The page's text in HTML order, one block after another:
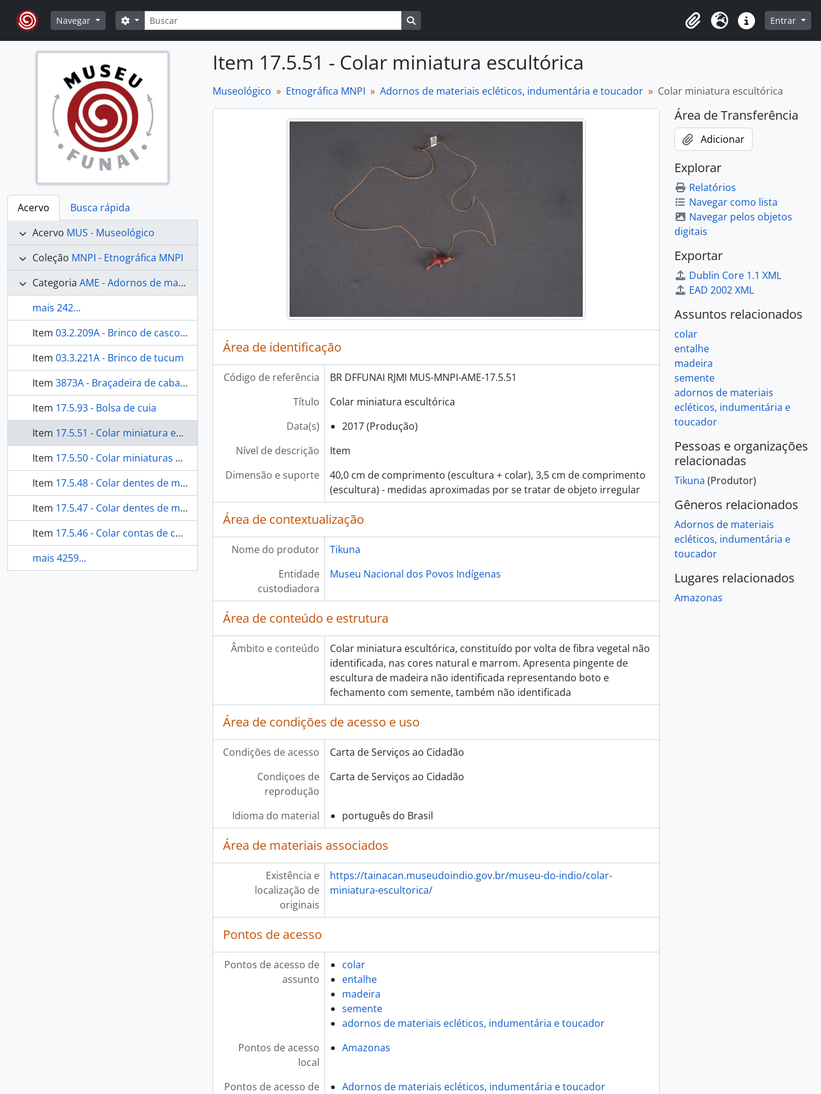
Skip to main content
Navegar
Buscar
Opções de busca
Área de Transferência
Idioma Atalhos Entrar
Acervo
Busca rápida
Acervo MUS - Museológico
Coleção MNPI - Etnográfica MNPI
Categoria AME - Adornos de materiais ecléticos, indumentária e toucador
mais 242...
Item 03.2.209A - Brinco de casco de tatu
Item 03.3.221A - Brinco de tucum
Item 3873A - Braçadeira de cabaça
Item 17.5.93 - Bolsa de cuia
Item 17.5.51 - Colar miniatura escultórica
Item 17.5.50 - Colar miniaturas escultóricas de tucum
Item 17.5.48 - Colar dentes de mamífero
Item 17.5.47 - Colar dentes de mamífero
Item 17.5.46 - Colar contas de coco tucum
mais 4259...
Item 17.5.51 - Colar miniatura escultórica
Museológico Etnográfica MNPI Adornos de materiais ecléticos, indumentária e toucador Colar miniatura escultórica
Área de identificação
Código de referência
BR DFFUNAI RJMI MUS-MNPI-AME-17.5.51
Título
Colar miniatura escultórica
Data(s)
2017 (Produção)
Nível de descrição
Item
Dimensão e suporte
40,0 cm de comprimento (escultura + colar), 3,5 cm de comprimento
(escultura) - medidas aproximadas por se tratar de objeto irregular
Área de contextualização
Nome do produtor
Tikuna
Entidade
custodiadora
Museu Nacional dos Povos Indígenas
Área de conteúdo e estrutura
Âmbito e conteúdo
Colar miniatura escultórica, constituído por volta de fibra vegetal não
identificada, nas cores natural e marrom. Apresenta pingente de
escultura de madeira não identificada representando boto e
fechamento com semente, também não identificada
Área de condições de acesso e uso
Condições de acesso
Carta de Serviços ao Cidadão
Condiçoes de
reprodução
Carta de Serviços ao Cidadão
Idioma do material português do Brasil
Área de materiais associados
Existência e
localização de
originais
https://tainacan.museudoindio.gov.br/museu-do-indio/colar-
miniatura-escultorica/
Pontos de acesso
Pontos de acesso de
assunto
colar
entalhe
madeira
semente
adornos de materiais ecléticos, indumentária e toucador
Pontos de acesso
local
Amazonas
Pontos de acesso de Adornos de materiais ecléticos, indumentária e toucador
Área de Transferência
Adicionar
Explorar
Relatórios
Navegar como lista
Navegar pelos objetos
digitais
Exportar
Dublin Core 1.1 XML
EAD 2002 XML
Assuntos relacionados
colar
entalhe
madeira
semente
adornos de materiais
ecléticos, indumentária e
toucador
Pessoas e organizações
relacionadas
Tikuna (Produtor)
Gêneros relacionados
Adornos de materiais
ecléticos, indumentária e
toucador
Lugares relacionados
Amazonas